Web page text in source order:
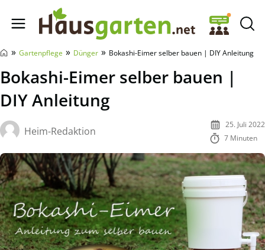
Hausgarten.net
» Gartenpflege » Dünger » Bokashi-Eimer selber bauen | DIY Anleitung
Bokashi-Eimer selber bauen |
DIY Anleitung
Heim-Redaktion
25. Juli 2022
7 Minuten